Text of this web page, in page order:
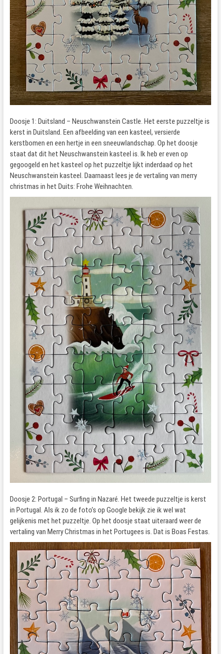
Doosje 1: Duitsland – Neuschwanstein Castle. Het eerste puzzeltje is
kerst in Duitsland. Een afbeelding van een kasteel, versierde
kerstbomen en een hertje in een sneeuwlandschap. Op het doosje
staat dat dit het Neuschwanstein kasteel is. Ik heb er even op
gegoogeld en het kasteel op het puzzeltje lijkt inderdaad op het
Neuschwanstein kasteel. Daarnaast lees je de vertaling van merry
christmas in het Duits: Frohe Weihnachten.
Doosje 2: Portugal – Surfing in Nazaré. Het tweede puzzeltje is kerst
in Portugal. Als ik zo de foto’s op Google bekijk zie ik wel wat
gelijkenis met het puzzeltje. Op het doosje staat uiteraard weer de
vertaling van Merry Christmas in het Portugees is. Dat is Boas Festas.